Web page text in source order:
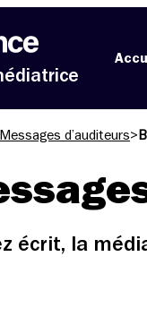
Messages d’auditeurs>
écrit, la